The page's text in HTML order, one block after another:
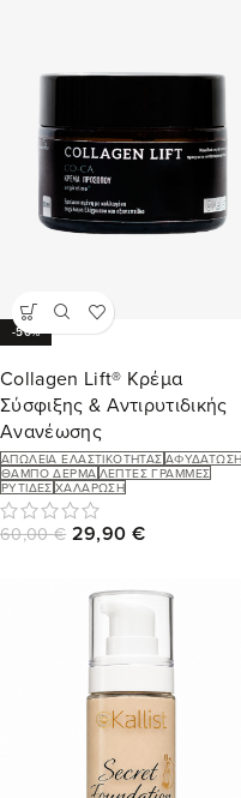
-50%
Collagen Lift® Κρέμα
Σύσφιξης & Αντιρυτιδικής
Ανανέωσης
ΑΠΏΛΕΙΑ ΕΛΑΣΤΙΚΌΤΗΤΑΣ ΑΦΥΔΆΤΩΣΗ
ΘΑΜΠΌ ΔΈΡΜΑ ΛΕΠΤΈΣ ΓΡΑΜΜΈΣ
ΡΥΤΊΔΕΣ ΧΑΛΆΡΩΣΗ
60,00€ 29,90 €